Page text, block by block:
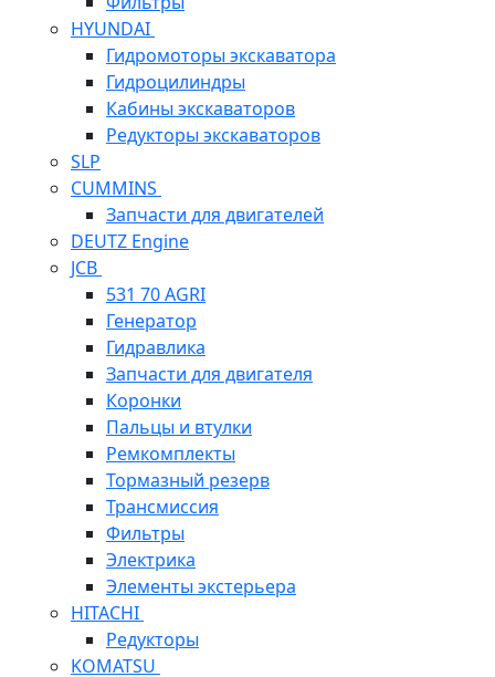
HYUNDAI
Гидромоторы экскаватора
Гидроцилиндры
Кабины экскаваторов
Редукторы экскаваторов
SLP
CUMMINS
Запчасти для двигателей
DEUTZ Engine
JCB
531 70 AGRI
Генератор
Гидравлика
Запчасти для двигателя
Коронки
Пальцы и втулки
Ремкомплекты
Тормазный резерв
Трансмиссия
Фильтры
Электрика
Элементы экстерьера
HITACHI
Редукторы
KOMATSU